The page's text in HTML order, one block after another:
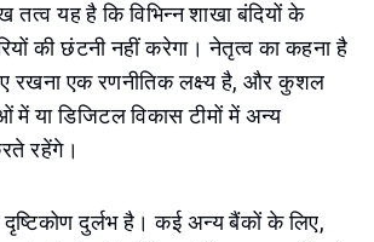
तत्व यह है कि विभिन्न शाखा बंदियों के
की छंटनी नहीं करेगा। नेतृत्व का कहना है
रखना एक रणनीतिक लक्ष्य है, और कुशल
में या डिजिटल विकास टीमों में अन्य
रहेंगे।
दृष्टिकोण दुर्लभ है। कई अन्य बैंकों के लिए,